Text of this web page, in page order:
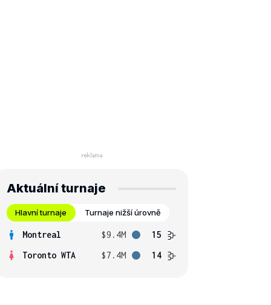
Aktuální turnaje
Hlavní turnaje Turnaje nižší úrovně
Montreal $9.4M
15
Toronto WTA
$7.4M 14